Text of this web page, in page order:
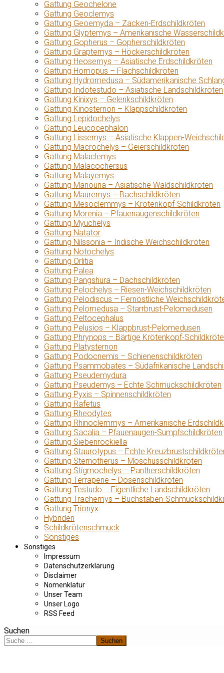
Gattung Geochelone
Gattung Geoclemys
Gattung Geoemyda – Zacken-Erdschildkröten
Gattung Glyptemys – Amerikanische
Gattung Gopherus – Gopherschildkröten
Gattung Graptemys – Höckerschildkröten
Gattung Heosemys – Asiatische Erdschildkröten
Gattung Homopus – Flachschildkröten
Gattung Hydromedusa – Südamerikanische
Gattung Indotestudo – Asiatische Landschildkröten
Gattung Kinixys – Gelenkschildkröten
Gattung Kinosternon – Klappschildkröten
Gattung Lepidochelys
Gattung Leucocephalon
Gattung Lissemys – Asiatische Klappen-
Gattung Macrochelys – Geierschildkröten
Gattung Malaclemys
Gattung Malacochersus
Gattung Malayemys
Gattung Manouria – Asiatische Waldschildkröten
Gattung Mauremys – Bachschildkröten
Gattung Mesoclemmys – Krötenkopf-Schildkröten
Gattung Morenia – Pfauenaugenschildkröten
Gattung Myuchelys
Gattung Natator
Gattung Nilssonia – Indische Weichschildkröten
Gattung Notochelys
Gattung Orlitia
Gattung Palea
Gattung Pangshura – Dachschildkröten
Gattung Pelochelys – Riesen-Weichschildkröten
Gattung Pelodiscus – Fernöstliche
Gattung Pelomedusa – Starrbrust-Pelomedusen
Gattung Peltocephalus
Gattung Pelusios – Klappbrust-Pelomedusen
Gattung Phrynops – Bärtige Krötenkopf-
Gattung Platysternon
Gattung Podocnemis – Schienenschildkröten
Gattung Psammobates – Südafrikanische
Gattung Pseudemydura
Gattung Pseudemys – Echte Schmuckschildkröten
Gattung Pyxis – Spinnenschildkröten
Gattung Rafetus
Gattung Rheodytes
Gattung Rhinoclemmys – Amerikanische
Gattung Sacalia – Pfauenaugen-Sumpfschildkröten
Gattung Siebenrockiella
Gattung Staurotypus – Echte
Gattung Sternotherus – Moschusschildkröten
Gattung Stigmochelys – Pantherschildkröten
Gattung Terrapene – Dosenschildkröten
Gattung Testudo – Eigentliche Landschildkröten
Gattung Trachemys – Buchstaben-
Gattung Trionyx
Hybriden
Schildkrötenschmuck
Sonstiges
Sonstiges
Impressum
Datenschutzerklärung
Disclaimer
Nomenklatur
Unser Team
Unser Logo
RSS Feed
Suchen
Suchen